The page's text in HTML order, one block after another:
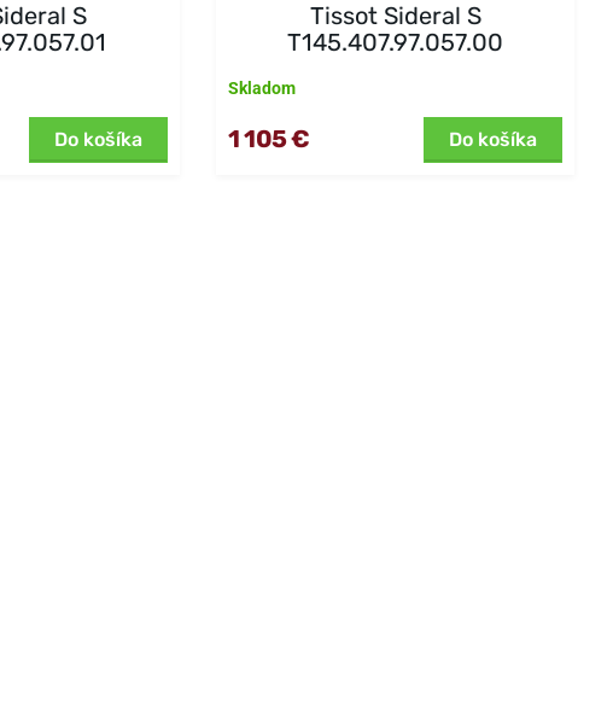
S
Do košíka
Tissot Sideral S
T145.407.97.057.00
Skladom
1 105 € Do košíka